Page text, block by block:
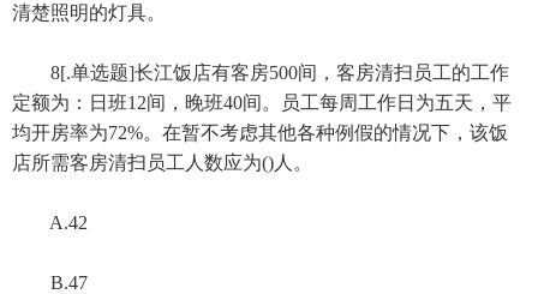
清楚照明的灯具。
8[.单选题]长江饭店有客房500间，客房清扫员工的工作
定额为：日班12间，晚班40间。员工每周工作日为五天，平
均开房率为72%。在暂不考虑其他各种例假的情况下，该饭
店所需客房清扫员工人数应为()人。
A.42
B.47